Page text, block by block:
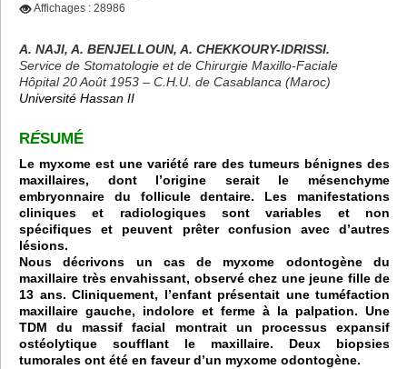
Affichages : 28986
A. NAJI, A. BENJELLOUN, A. CHEKKOURY-IDRISSI.
Service de Stomatologie et de Chirurgie Maxillo-Faciale
Hôpital 20 Août 1953 – C.H.U. de Casablanca (Maroc)
Université Hassan II
RÉSUMÉ
Le myxome est une variété rare des tumeurs bénignes des
maxillaires, dont l’origine serait le mésenchyme
embryonnaire du follicule dentaire. Les manifestations
cliniques et radiologiques sont variables et non
spécifiques et peuvent prêter confusion avec d’autres
lésions.
Nous décrivons un cas de myxome odontogène du
maxillaire très envahissant, observé chez une jeune fille de
13 ans. Cliniquement, l’enfant présentait une tuméfaction
maxillaire gauche, indolore et ferme à la palpation. Une
TDM du massif facial montrait un processus expansif
ostéolytique soufflant le maxillaire. Deux biopsies
tumorales ont été en faveur d’un myxome odontogène.